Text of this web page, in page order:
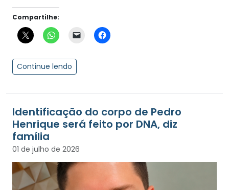
Compartilhe:
Continue lendo
Identificação do corpo de Pedro
Henrique será feito por DNA, diz
família
01 de julho de 2026